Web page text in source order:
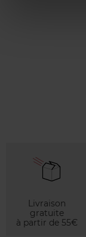
Livraison
gratuite
à partir de 55€